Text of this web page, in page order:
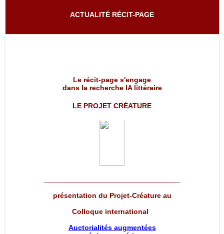
ACTUALITÉ RÉCIT-PAGE
Le récit-page s'engage
dans la recherche IA littéraire
LE PROJET CRÉATURE
présentation du Projet-Créature au
Colloque international
Auctorialités augmentées